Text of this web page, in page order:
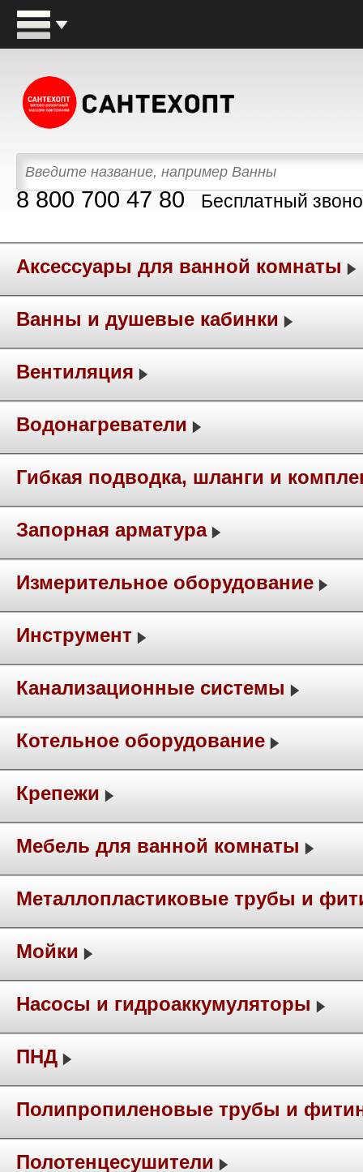
8 800 700 47 80 Бесплатный
Аксессуары для ванной комнаты
Ванны и душевые кабинки
Вентиляция
Водонагреватели
Гибкая подводка, шланги и
Запорная арматура
Измерительное оборудование
Инструмент
Канализационные системы
Котельное оборудование
Крепежи
Мебель для ванной комнаты
Металлопластиковые трубы и
Мойки
Насосы и гидроаккумуляторы
ПНД
Полипропиленовые трубы и
Полотенцесушители